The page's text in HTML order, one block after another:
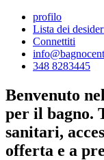
profilo
Lista dei
Connettiti
348 8283445
Benvenuto
per il bagno.
sanitari,
offerta e a